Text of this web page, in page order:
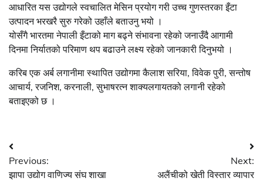
आधारित यस उद्योगले स्वचालित मेसिन प्रयोग गरी उच्च गुणस्तरका इँटा
उत्पादन भरखरै सुरु गरेको उहाँले बताउनु भयो ।
योसँगै भारतमा नेपाली इँटाको माग बढ्ने संभावना रहेको जनाउँदै आगामी
दिनमा निर्यातको परिमाण थप बढाउने लक्ष्य रहेको जानकारी दिनुभयो ।
करिब एक अर्ब लगानीमा स्थापित उद्योगमा कैलाश सरिया, विवेक पुरी, सन्तोष
आचार्य, रजनिश, करनाली, सुभाषरत्न शाक्यलगायतको लगानी रहेको
बताइएको छ ।
Post
navigation
Previous:
झापा उद्योग वाणिज्य संघ शाखा
Next:
अलैंचीको खेती विस्तार व्यापार